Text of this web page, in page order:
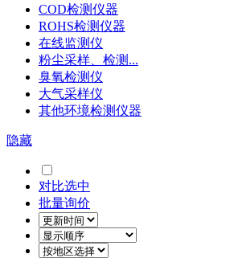
COD检测仪器
ROHS检测仪器
在线监测仪
粉尘采样、检测...
臭氧检测仪
大气采样仪
其他环境检测仪器
隐藏
对比选中
批量询价